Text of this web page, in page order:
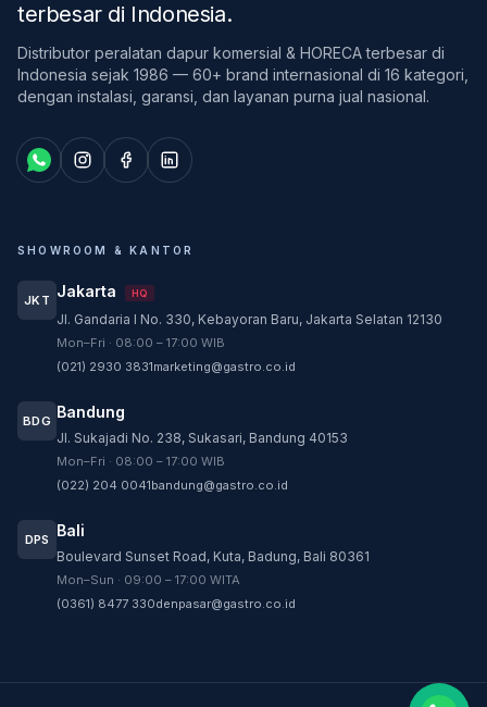
terbesar di Indonesia.
Distributor peralatan dapur komersial & HORECA terbesar di
Indonesia sejak 1986 — 60+ brand internasional di 16 kategori,
dengan instalasi, garansi, dan layanan purna jual nasional.
SHOWROOM & KANTOR
JKT Jakarta HQ
Jl. Gandaria I No. 330, Kebayoran Baru, Jakarta Selatan 12130
Mon–Fri · 08:00 – 17:00 WIB
(021) 2930 3831marketing@gastro.co.id
BDG Bandung
Jl. Sukajadi No. 238, Sukasari, Bandung 40153
Mon–Fri · 08:00 – 17:00 WIB
(022) 204 0041bandung@gastro.co.id
DPS Bali
Boulevard Sunset Road, Kuta, Badung, Bali 80361
Mon–Sun · 09:00 – 17:00 WITA
(0361) 8477 330denpasar@gastro.co.id
Customer Service
sesuai kebutuhan Anda.
Tim biasanya membalas dalam beberapa menit.
CS - Tanya Produk Gastro
CS - Sparepart Gastro
Konsultasi dan pembelian sparepart